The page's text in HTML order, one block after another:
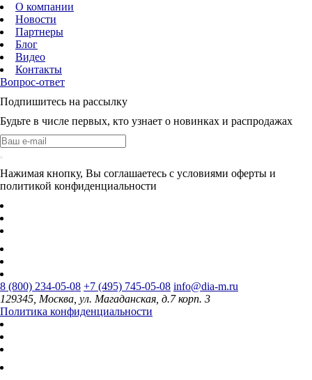
О компании
Новости
Партнеры
Блог
Видео
Контакты
Вопрос-ответ
Подпишитесь на рассылку
Будьте в числе первых, кто узнает о новинках и распродажах
Нажимая кнопку, Вы соглашаетесь с условиями оферты и
политикой конфиденциальности
8 (800) 234-05-08 +7 (495) 745-05-08 info@dia-m.ru
129345, Москва, ул. Магаданская, д.7 корп. 3
Политика конфиденциальности